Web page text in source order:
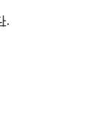
.